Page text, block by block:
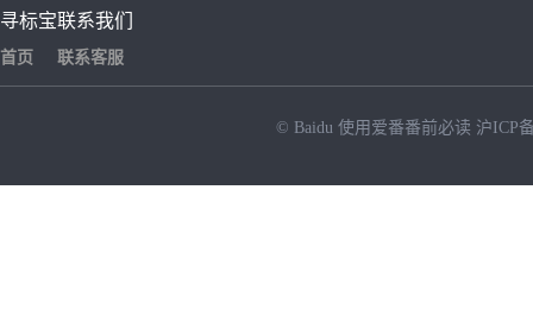
寻标宝
首页
联系我们
联系客服
© Baidu 使用爱番番前必读 沪ICP